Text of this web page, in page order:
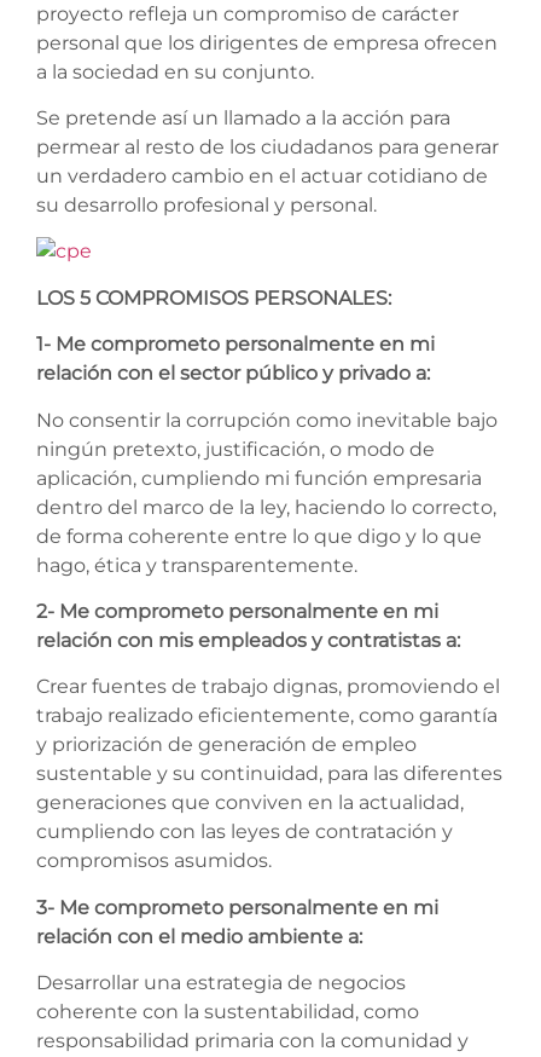
proyecto refleja un compromiso de carácter
personal que los dirigentes de empresa ofrecen
a la sociedad en su conjunto.
Se pretende así un llamado a la acción para
permear al resto de los ciudadanos para generar
un verdadero cambio en el actuar cotidiano de
su desarrollo profesional y personal.
LOS 5 COMPROMISOS PERSONALES:
1- Me comprometo personalmente en mi
relación con el sector público y privado a:
No consentir la corrupción como inevitable bajo
ningún pretexto, justificación, o modo de
aplicación, cumpliendo mi función empresaria
dentro del marco de la ley, haciendo lo correcto,
de forma coherente entre lo que digo y lo que
hago, ética y transparentemente.
2- Me comprometo personalmente en mi
relación con mis empleados y contratistas a:
Crear fuentes de trabajo dignas, promoviendo el
trabajo realizado eficientemente, como garantía
y priorización de generación de empleo
sustentable y su continuidad, para las diferentes
generaciones que conviven en la actualidad,
cumpliendo con las leyes de contratación y
compromisos asumidos.
3- Me comprometo personalmente en mi
relación con el medio ambiente a:
Desarrollar una estrategia de negocios
coherente con la sustentabilidad, como
responsabilidad primaria con la comunidad y